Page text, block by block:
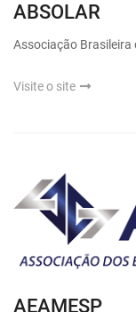
ABSOLAR
Associação Brasileira
Visite o site
AEAMESP